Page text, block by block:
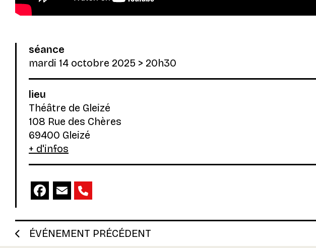
séance
mardi 14 octobre 2025 > 20h30
lieu
Théâtre de Gleizé
108 Rue des Chères
69400 Gleizé
+ d'infos
ÉVÉNEMENT PRÉCÉDENT